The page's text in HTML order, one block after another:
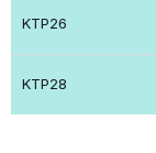
KTP26
KTP28